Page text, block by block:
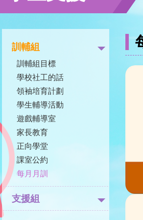
訓輔組
訓輔組目標
學校社工的話
領袖培育計劃
學生輔導活動
遊戲輔導室
家長教育
正向學堂
課室公約
每月月訓
支援組